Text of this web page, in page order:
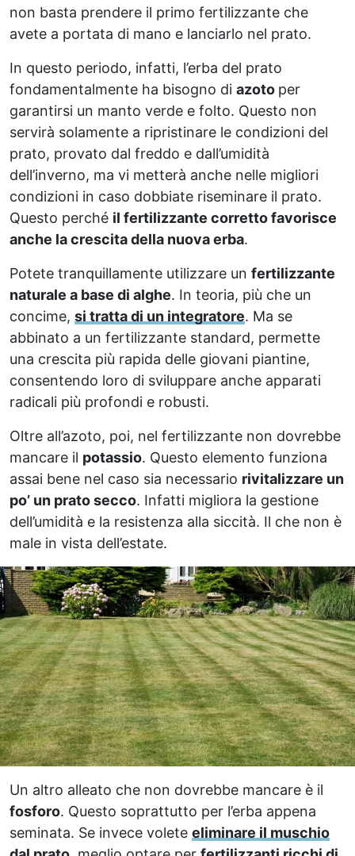
non basta prendere il primo fertilizzante che
avete a portata di mano e lanciarlo nel prato.
In questo periodo, infatti, l’erba del prato
fondamentalmente ha bisogno di azoto per
garantirsi un manto verde e folto. Questo non
servirà solamente a ripristinare le condizioni del
prato, provato dal freddo e dall’umidità
dell’inverno, ma vi metterà anche nelle migliori
condizioni in caso dobbiate riseminare il prato.
Questo perché il fertilizzante corretto favorisce
anche la crescita della nuova erba.
Potete tranquillamente utilizzare un fertilizzante
naturale a base di alghe. In teoria, più che un
concime, si tratta di un integratore. Ma se
abbinato a un fertilizzante standard, permette
una crescita più rapida delle giovani piantine,
consentendo loro di sviluppare anche apparati
radicali più profondi e robusti.
Oltre all’azoto, poi, nel fertilizzante non dovrebbe
mancare il potassio. Questo elemento funziona
assai bene nel caso sia necessario rivitalizzare un
po’ un prato secco. Infatti migliora la gestione
dell’umidità e la resistenza alla siccità. Il che non è
male in vista dell’estate.
Un altro alleato che non dovrebbe mancare è il
fosforo. Questo soprattutto per l’erba appena
seminata. Se invece volete eliminare il muschio